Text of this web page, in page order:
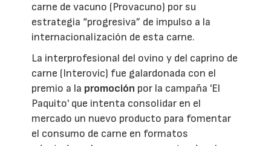
carne de vacuno (Provacuno) por su
estrategia “progresiva” de impulso a la
internacionalización de esta carne.
La interprofesional del ovino y del caprino de
carne (Interovic) fue galardonada con el
premio a la promoción por la campaña 'El
Paquito' que intenta consolidar en el
mercado un nuevo producto para fomentar
el consumo de carne en formatos